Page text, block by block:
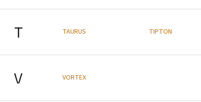
T TAURUS TIPTON
V VORTEX